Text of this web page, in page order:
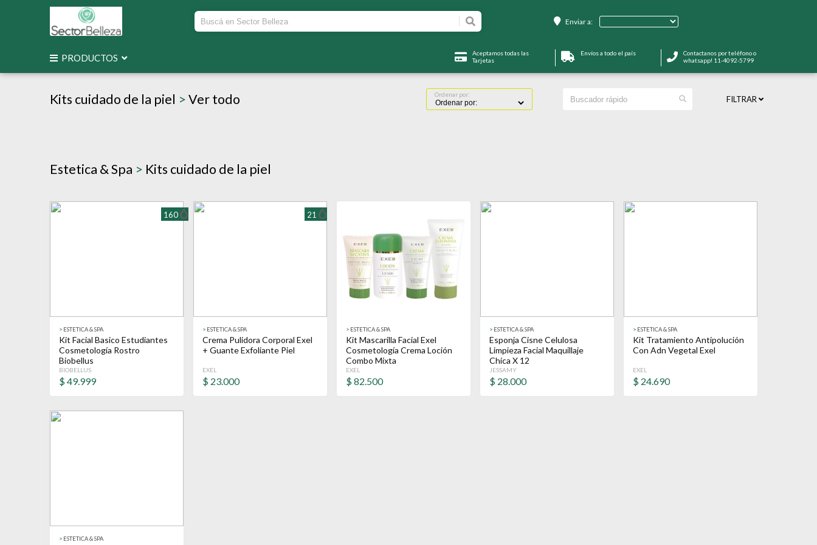
Enviar a:
PRODUCTOS
Aceptamos todas las
Tarjetas
Envíos a todo el país
Contactanos por teléfono o
whatsapp! 11-4092-5799
Kits cuidado de la piel >Ver todo Ordenar por: FILTRAR
Estetica & Spa > Kits cuidado de la piel
160
> ESTETICA & SPA
Kit Facial Basico Estudiantes
Cosmetología Rostro
Biobellus
BIOBELLUS
$49.999
21
> ESTETICA & SPA
Crema Pulidora Corporal Exel
+ Guante Exfoliante Piel
EXEL
$ 23.000
> ESTETICA & SPA
Kit Mascarilla Facial Exel
Cosmetología Crema Loción
Combo Mixta
EXEL
$82.500
> ESTETICA & SPA
Esponja Cisne Celulosa
Limpieza Facial Maquillaje
Chica X 12
JESSAMY
$ 28.000
> ESTETICA & SPA
Kit Tratamiento Antipolución
Con Adn Vegetal Exel
EXEL
$ 24.690
> ESTETICA & SPA